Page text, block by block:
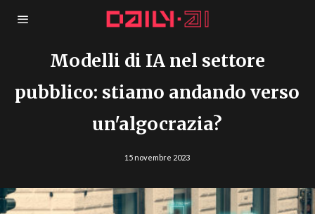
Modelli di IA nel settore
pubblico: stiamo andando verso
un'algocrazia?
15 novembre 2023